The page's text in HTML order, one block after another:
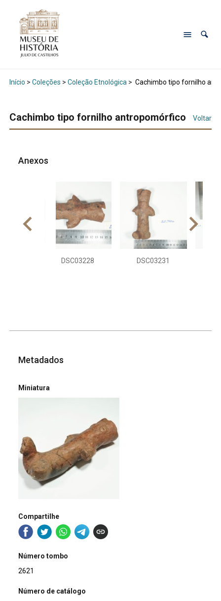
Início > Coleções > Coleção Etnológica > Cachimbo tipo fornilho
Cachimbo tipo fornilho antropomórfico Voltar
Anexos
DSC03228 DSC03231
Metadados
Miniatura
Compartilhe
Número tombo
2621
Número de catálogo